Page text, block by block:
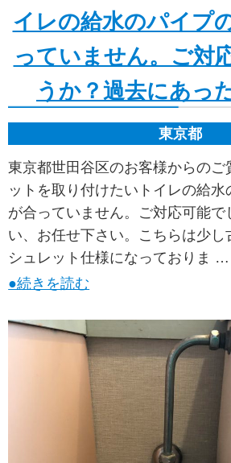
イレの給水のパイプ
っていません。ご対
うか？過去にあっ
東京都
東京都世田谷区のお客様からのご
ットを取り付けたいトイレの給
が合っていません。ご対応可能で
い、お任せ下さい。こちらは少し
シュレット仕様になっておりま …
●続きを読む